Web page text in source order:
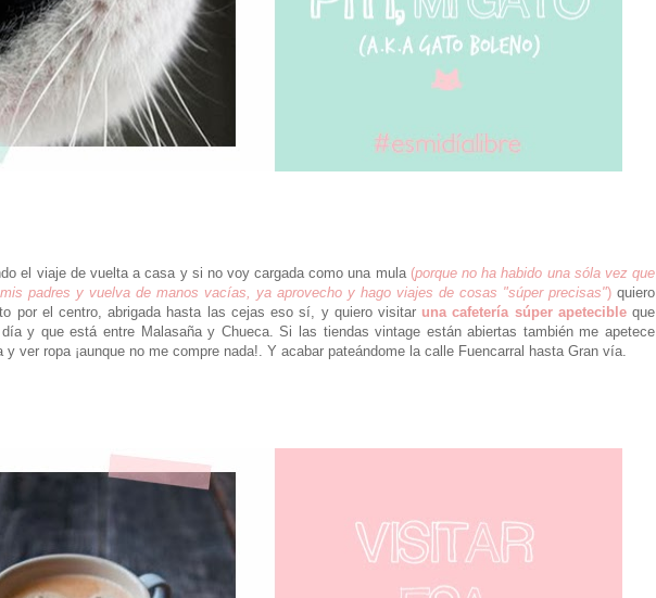
el viaje de vuelta a casa y si no voy cargada como una mula (porque no ha habido una sóla vez que
padres y vuelva de manos vacías, ya aprovecho y hago viajes de cosas "súper precisas") quiero
por el centro, abrigada hasta las cejas eso sí, y quiero visitar una cafetería súper apetecibleque
y que está entre Malasaña y Chueca. Si las tiendas vintage están abiertas también me apetece
y ver ropa ¡aunque no me compre nada!. Y acabar pateándome la calle Fuencarral hasta Gran vía.